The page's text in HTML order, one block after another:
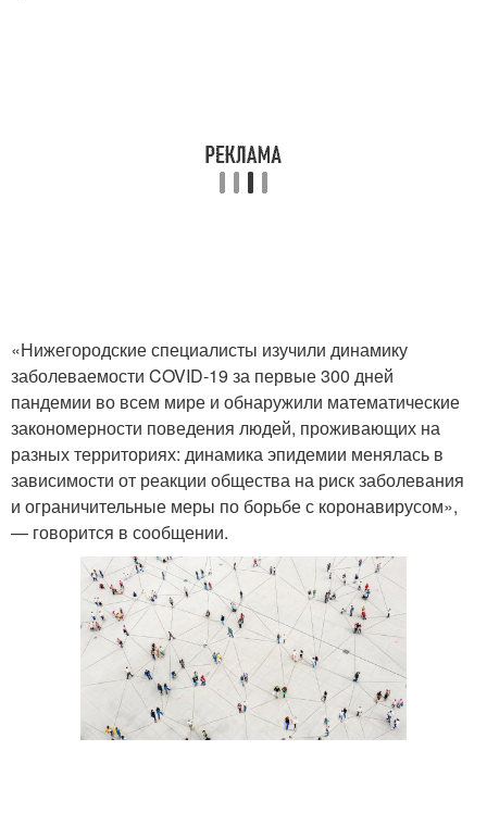
«Нижегородские специалисты изучили динамику
заболеваемости COVID-19 за первые 300 дней
пандемии во всем мире и обнаружили математические
закономерности поведения людей, проживающих на
разных территориях: динамика эпидемии менялась в
зависимости от реакции общества на риск заболевания
и ограничительные меры по борьбе с коронавирусом»,
— говорится в сообщении.